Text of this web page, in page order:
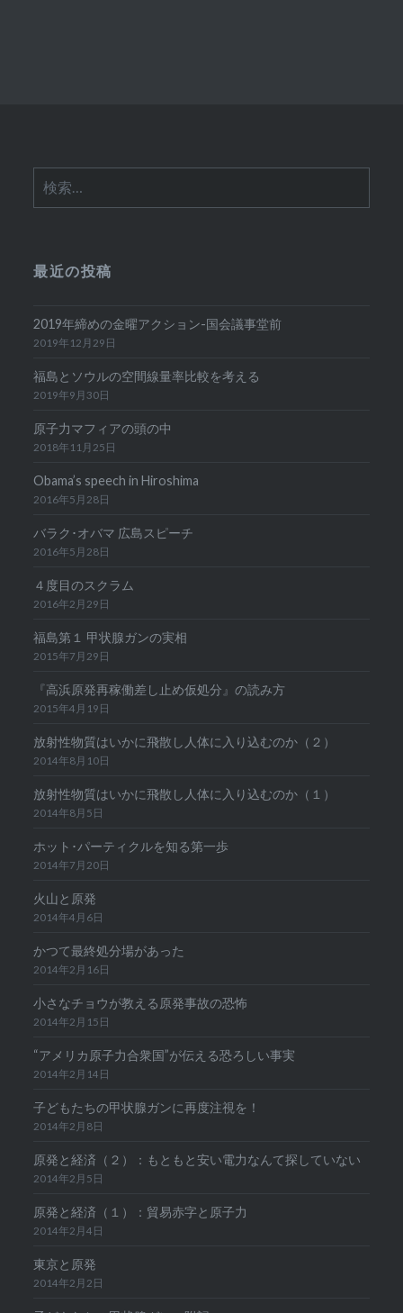
索:
最近の投稿
2019年締めの金曜アクション-国会議事堂前
2019年12月29日
福島とソウルの空間線量率比較を考える
2019年9月30日
原子力マフィアの頭の中
2018年11月25日
Obama’s speech in Hiroshima
2016年5月28日
バラク･オバマ 広島スピーチ
2016年5月28日
４度目のスクラム
2016年2月29日
福島第１ 甲状腺ガンの実相
2015年7月29日
『高浜原発再稼働差し止め仮処分』の読み方
2015年4月19日
放射性物質はいかに飛散し人体に入り込むのか（２）
2014年8月10日
放射性物質はいかに飛散し人体に入り込むのか（１）
2014年8月5日
ホット･パーティクルを知る第一歩
2014年7月20日
火山と原発
2014年4月6日
かつて最終処分場があった
2014年2月16日
小さなチョウが教える原発事故の恐怖
2014年2月15日
“アメリカ原子力合衆国”が伝える恐ろしい事実
2014年2月14日
子どもたちの甲状腺ガンに再度注視を！
2014年2月8日
原発と経済（２）：もともと安い電力なんて探していない
2014年2月5日
原発と経済（１）：貿易赤字と原子力
2014年2月4日
東京と原発
2014年2月2日